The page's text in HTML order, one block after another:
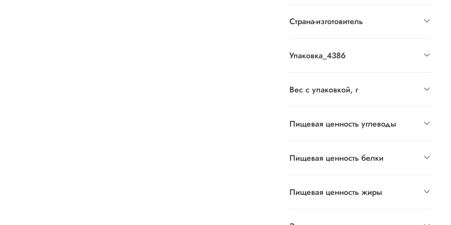
Страна-изготовитель
Упаковка_4386
Вес с упаковкой, г
Пищевая ценность углеводы
Пищевая ценность белки
Пищевая ценность жиры